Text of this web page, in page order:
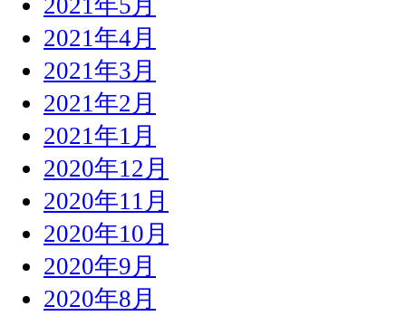
2021年4月
2021年3月
2021年2月
2021年1月
2020年12月
2020年11月
2020年10月
2020年9月
2020年8月